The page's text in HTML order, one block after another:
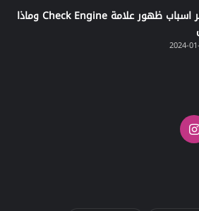
اشهر اسباب ظهور علامة Check Engine وماذا
2024-
انستقرام